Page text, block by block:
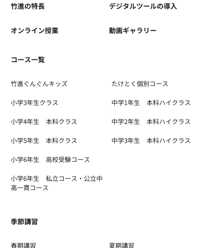
竹進の特長 デジタルツールの導入
オンライン授業 動画ギャラリー
コース一覧
竹進ぐんぐんキッズ
小学3年生クラス
小学4年生 本科クラス
小学5年生 本科クラス
小学6年生 高校受験コース
小学6年生 私立コース・公立中
高一貫コース
たけとく個別コース
中学1年生 本科ハイクラス
中学2年生 本科ハイクラス
中学3年生 本科ハイクラス
季節講習
春期講習 夏期講習